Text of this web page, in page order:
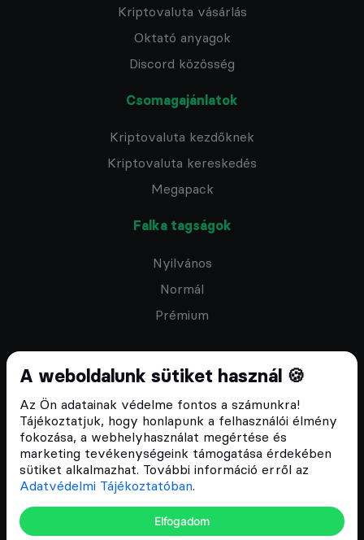
A weboldalunk sütiket használ 🍪
Az Ön adatainak védelme fontos a számunkra!
Tájékoztatjuk, hogy honlapunk a felhasználói élmény
fokozása, a webhelyhasználat megértése és
marketing tevékenységeink támogatása érdekében
sütiket alkalmazhat. További információ erről az
Adatvédelmi Tájékoztatóban.
Elfogadom
Kriptovaluta vásárlás
Oktató anyagok
Discord közösség
Csomagajánlatok
Kriptovaluta kezdőknek
Kriptovaluta kereskedés
Megapack
Falka tagságok
Nyilvános
Normál
Prémium
Feliratkozom a hírlevélre
ÁSZF
Adatvédelmi tájékoztató